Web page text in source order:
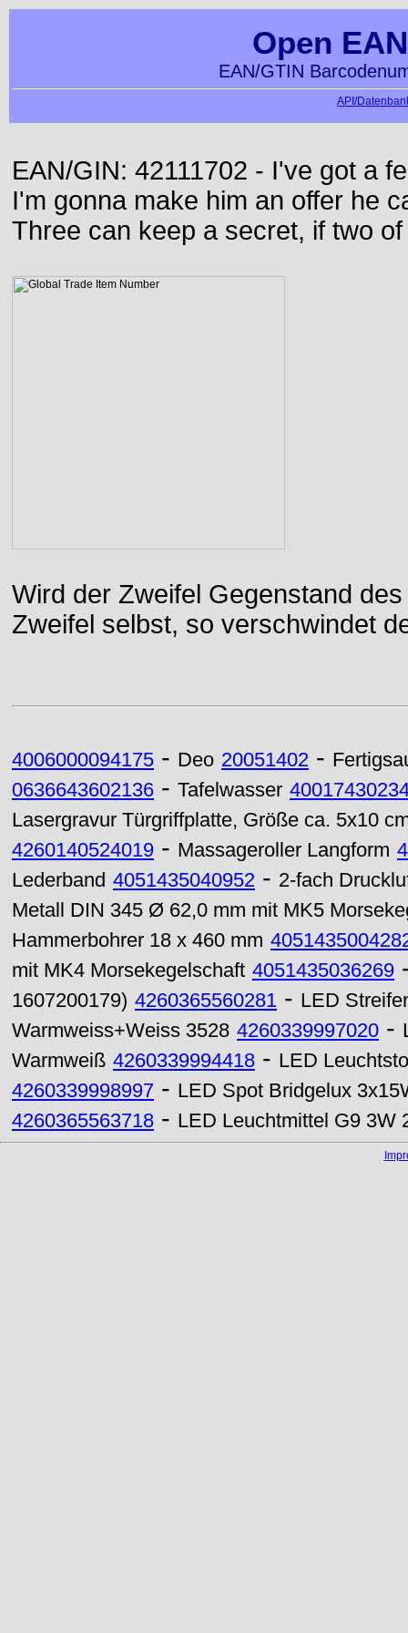
Open
EAN/GTIN
API/
EAN/GIN: 42111702 - I've got a
I'm gonna make him an offer he
Three can keep a secret, if two
Wird der Zweifel Gegenstand
Zweifel selbst, so verschwindet
4006000094175 - Deo 20051402 -
0636643602136 - Tafelwasser
Lasergravur Türgriffplatte, Größe ca. 5x10
4260140524019 - Massageroller Langform
Lederband 4051435040952 - 2-fach
Metall DIN 345 Ø 62,0 mm mit MK5
Hammerbohrer 18 x 460 mm
mit MK4 Morsekegelschaft 4051435036269
1607200179) 4260365560281 - LED
Warmweiss+Weiss 3528 4260339997020 -
Warmweiß 4260339994418 - LED
4260339998997 - LED Spot Bridgelux
4260365563718 - LED Leuchtmittel G9 3W